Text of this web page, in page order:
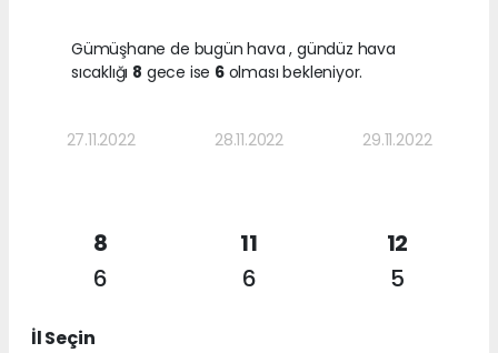
Gümüşhane de bugün hava, gündüz hava
sıcaklığı 8 gece ise 6olması bekleniyor.
27.11.2022
8
6
28.11.2022
11
6
29.11.2022
12
5
İl Seçin